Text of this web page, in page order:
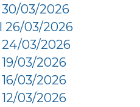
30/03/2026
26/03/2026
24/03/2026
03/2026
03/2026
03/2026